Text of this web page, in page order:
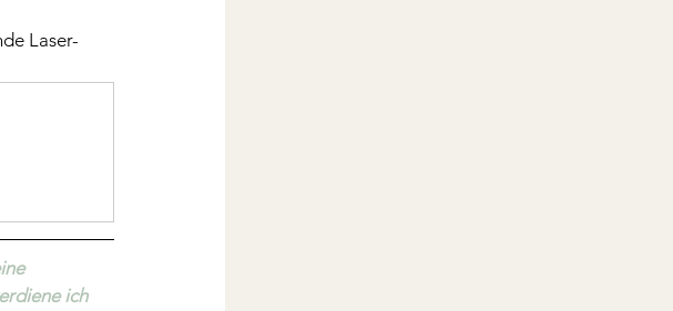
Laser-
ich